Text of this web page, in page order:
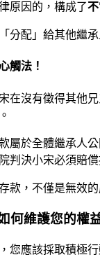
原因的，構成了不
分配」給其他繼
觸法！
在沒有徵得其他
屬於全體繼承人
判決小宋必須賠
款，不僅是無效
何維護您的權
您應該採取積極